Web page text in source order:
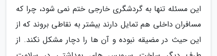
این مسئله تنها به گردشگری خارجی ختم نمی شود، چرا که
مسافران داخلی هم تمایل دارند بیشتر به نقاطی بروند که از
این حیث در مضیقه نبوده و آن ها را دچار مشکل نکند. از